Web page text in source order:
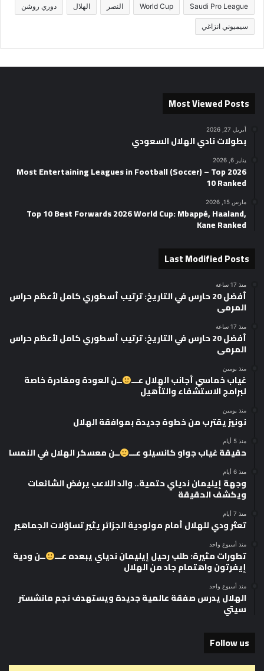
Saudi Pro League
World Cup النصر الهلال دوري روشن
سيميوني انزاغي
Most Viewed Posts
أبريل 27, 2026
بطولات نادي الهلال السعودي
يناير 6, 2026
2026 Most Entertaining Leagues in Football (Soccer) – Top
10 Ranked
مارس 15, 2026
Top 10 Best Forwards 2026 World Cup: Mbappé, Haaland,
Kane Ranked
Last Modified Posts
منذ 17 ساعة
أفضل 20 حارس في التاريخ: ترتيب أسطوري كامل لأعظم حراس
المرمى
منذ 17 ساعة
أفضل 20 حارس في التاريخ: ترتيب أسطوري كامل لأعظم حراس
المرمى
منذ يومين
غياب خماسي أجانب الهلال عـــ ــن العودة ومغادرة خاصة
لبرامج الاستشفاء والتأهيل
منذ يومين
نونيز يقترب من خطوة جديدة بموافقة الهلال
منذ 5 أيام
حقيقة غياب جواو كانسيلو عـــ ــن معسكر الهلال في النمسا
منذ 6 أيام
وجهة إيليمان ندياي حتمية.. والد اللاعب يرفض الشائعات
ويكشف الحقيقة
منذ 7 أيام
تعثر ودي للهلال أمام مولودية الجزائر يثير تساؤلات الجماهير
منذ أسبوع واحد
تطورات مثيرة: طلب رحيل إيليمان ندياي يبعده عـــ ــن ودية
إيفرتون واهتمام جاد من الهلال
منذ أسبوع واحد
الهلال يدرس صفقة عالمية جديدة ويستهدف نجم مانشستر
سيتي
Follow us